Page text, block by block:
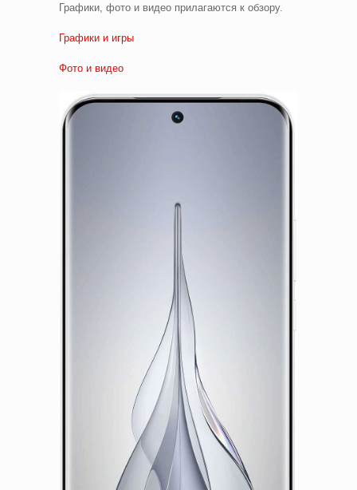
Графики, фото и видео прилагаются к обзору.
Графики и игры
Фото и видео